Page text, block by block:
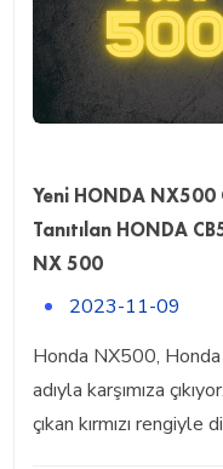
Yeni HONDA
Tanıtılan HONDA
NX 500
2023-11-09
Honda NX500,
adıyla karşımıza
çıkan kırmızı